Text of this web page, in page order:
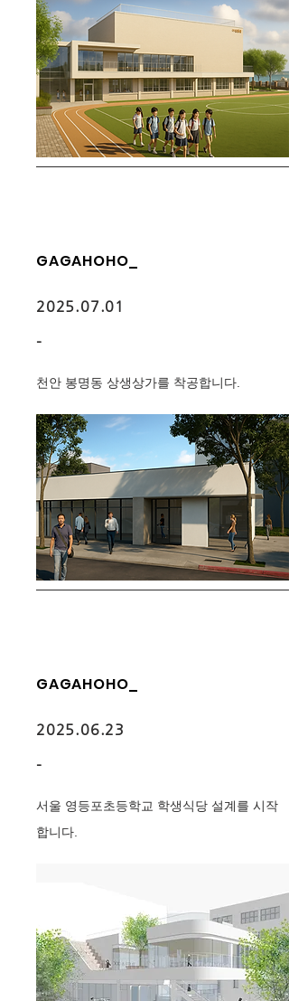
GAGAHOHO_
2025.07.01
-
천안 봉명동 상생상가를 착공합니다.
GAGAHOHO_
2025.06.23
-
서울 영등포초등학교 학생식당 설계를 시작
합니다.